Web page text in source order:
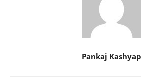
Pankaj Kashyap